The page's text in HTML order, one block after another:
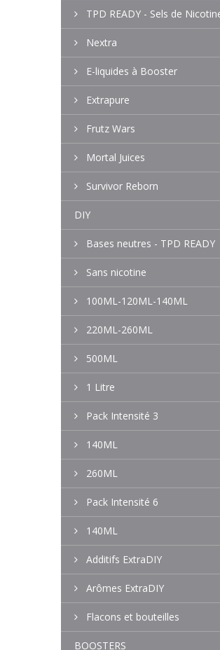
TPD READY - Sels de
Nextra
E-liquides à Booster
Extrapure
Frutz Wars
Mortal Juices
Survivor Reborn
DIY
Bases neutres - TPD READY
Sans nicotine
100ML-120ML-140ML
220ML-260ML
500ML
1 Litre
Pack Intensité 3
140ML
260ML
Pack Intensité 6
140ML
Additifs ExtraDIY
Arômes ExtraDIY
Flacons et bouteilles
BOOSTERS